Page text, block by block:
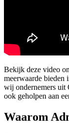
Bekijk deze video
meerwaarde bieden
wij ondernemers uit
ook geholpen aan
Waarom